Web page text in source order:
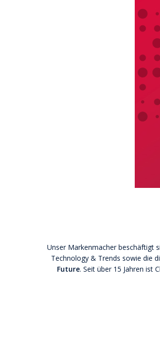
Unser Markenmacher beschäftigt
Technology & Trends sowie die
Future. Seit über 15 Jahren ist